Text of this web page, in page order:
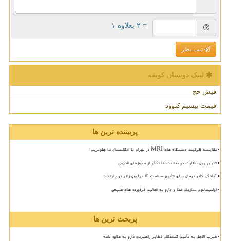
= ۲ بعلاوه ۱
ثبت نظر
لینک دوستان كونفه
فیش حج
قیمت بیسیم کنوود
پربیننده ترین ها
مقایسه ظرفیت دستگاه های MRI در تهران با انگلستان ما جلوتریم!
تغییر ریل نظارت در صنعت غذا گذر از مجوزهای قدیمی
آمادگی کادر درمان برای تأمین سلامت 15 میلیون زائر در پایتخت
اولتیماتوم سازمان غذا و دارو به فعالین فرآورده های طبیعی
پربحث ترین ها
ضرب الاجل به تأمین کنندگان ذخایر راهبردی دارو به علاوه نامه